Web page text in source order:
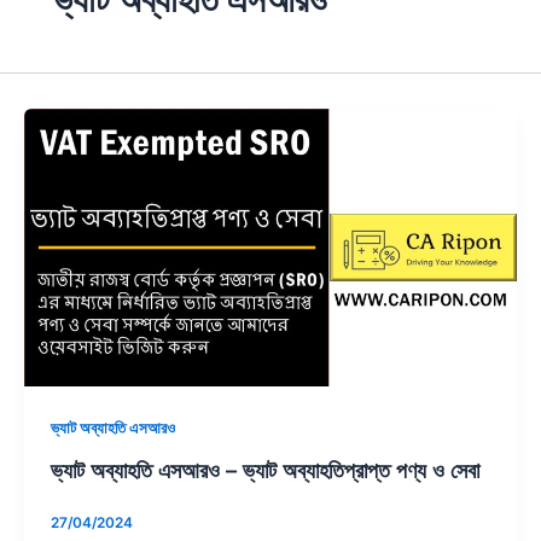
ভ্যাট অব্যাহতি এসআরও
ভ্যাট অব্যাহতি এসআরও – ভ্যাট অব্যাহতিপ্রাপ্ত পণ্য ও সেবা
27/04/2024
অব্যাহতি
–
অব্যাহতিপ্রাপ্ত
পণ্য
ও
সেবা